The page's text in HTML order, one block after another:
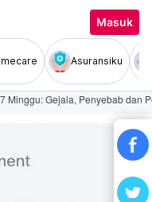
Masuk
Asuransiku
Minggu: Gejala, Penyebab dan